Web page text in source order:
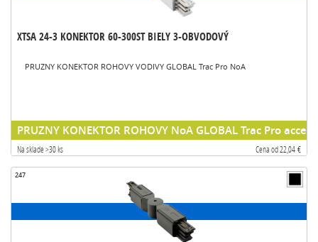
XTSA 24-3 KONEKTOR 60-300ST BIELY 3-OBVODOVÝ
PRUZNY KONEKTOR ROHOVY VODIVY GLOBAL Trac Pro NoA
PRUZNY KONEKTOR ROHOVY NoA GLOBAL Trac Pro
Na sklade >30 ks Cena od 22,04 €
247